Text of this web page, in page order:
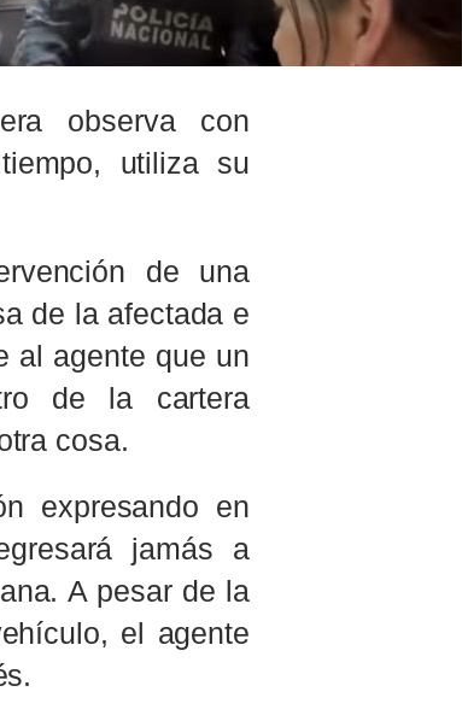
observa con
utiliza su
de una
de la afectada e
al agente que un
de la cartera
cosa.
expresando en
jamás a
A pesar de la
el agente